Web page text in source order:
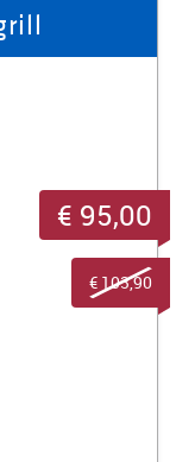
€ 95,00
€ 103,90